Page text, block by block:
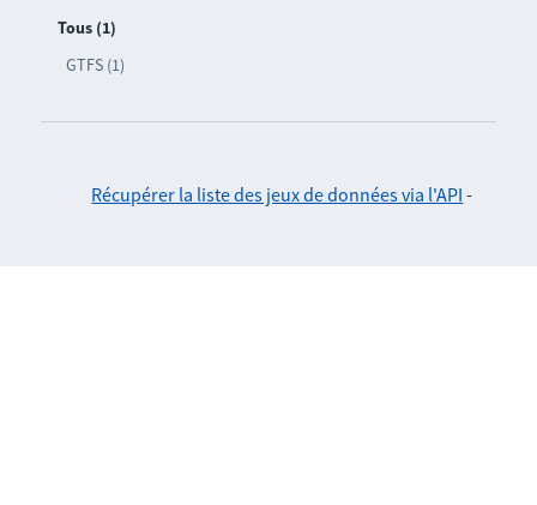
Tous (1)
GTFS (1)
Récupérer la liste des jeux de données via l'API -